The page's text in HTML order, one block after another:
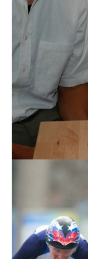
Tests de produits
Conseils
Tous nos articles